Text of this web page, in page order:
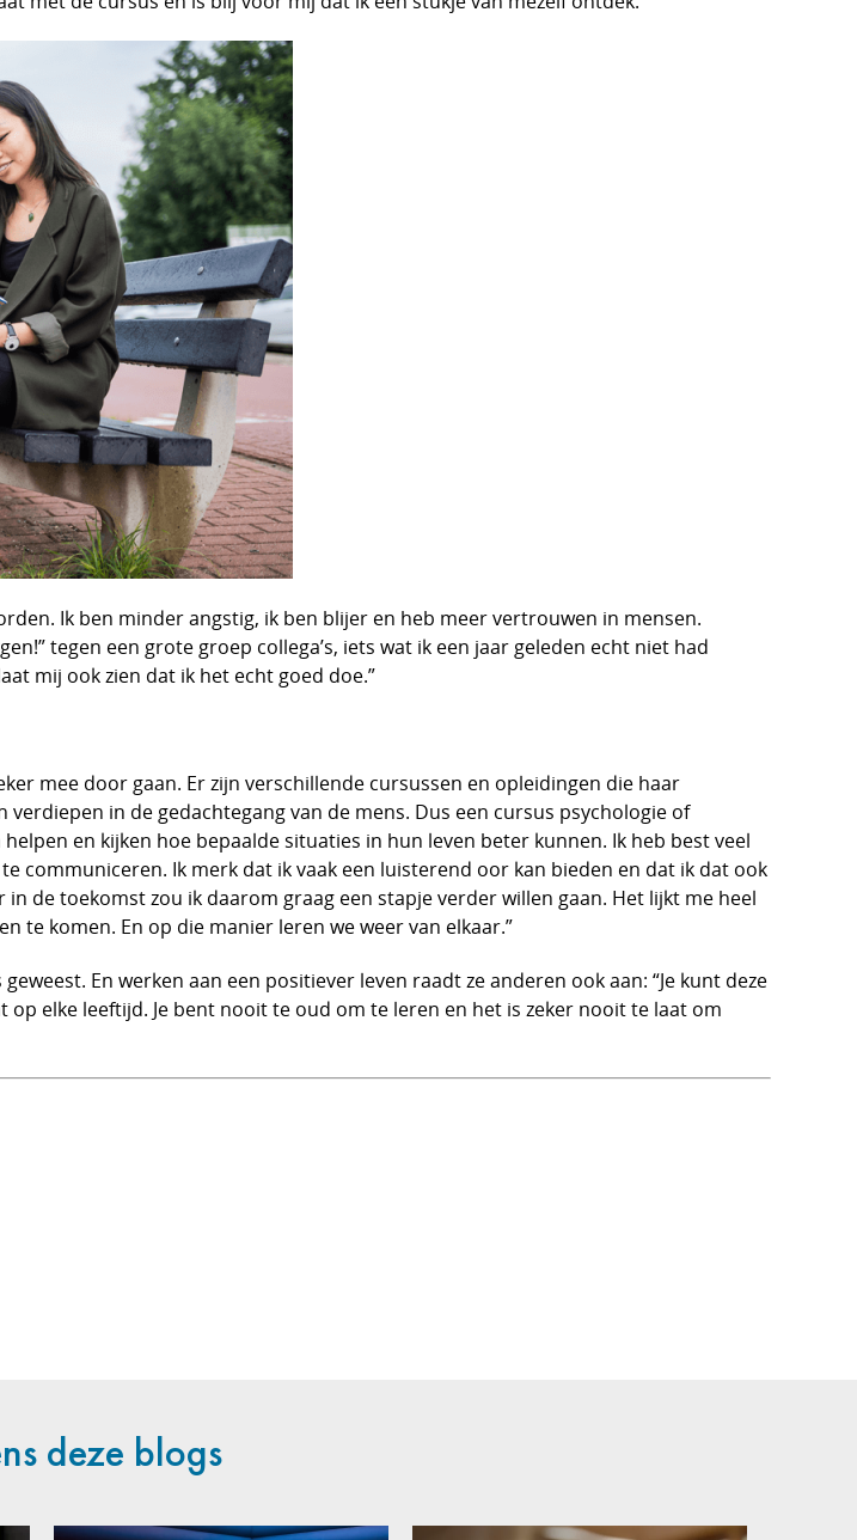
Ik ben minder angstig, ik ben blijer en heb meer vertrouwen in mensen.
tegen een grote groep collega’s, iets wat ik een jaar geleden echt niet had
mij ook zien dat ik het echt goed doe.”
mee door gaan. Er zijn verschillende cursussen en opleidingen die haar
in de gedachtegang van de mens. Dus een cursus psychologie of
en kijken hoe bepaalde situaties in hun leven beter kunnen. Ik heb best veel
communiceren. Ik merk dat ik vaak een luisterend oor kan bieden en dat ik dat ook
de toekomst zou ik daarom graag een stapje verder willen gaan. Het lijkt me heel
te komen. En op die manier leren we weer van elkaar.”
En werken aan een positiever leven raadt ze anderen ook aan: “Je kunt deze
elke leeftijd. Je bent nooit te oud om te leren en het is zeker nooit te laat om
deze blogs